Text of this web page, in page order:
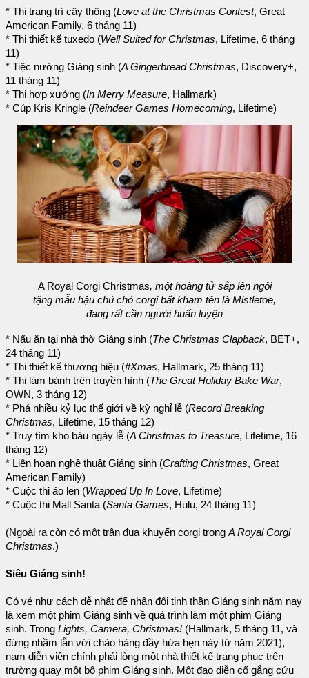
* Thi trang trí cây thông (Love at the Christmas Contest, Great
American Family, 6 tháng 11)
* Thi thiết kế tuxedo (Well Suited for Christmas, Lifetime, 6 tháng
11)
* Tiệc nướng Giáng sinh (A Gingerbread Christmas, Discovery+,
11 tháng 11)
* Thi hợp xướng (In Merry Measure, Hallmark)
* Cúp Kris Kringle (Reindeer Games Homecoming, Lifetime)
A Royal Corgi Christmas, một hoàng tử sắp lên ngôi
tặng mẫu hậu chú chó corgi bất kham tên là Mistletoe,
đang rất cần người huấn luyện
* Nấu ăn tại nhà thờ Giáng sinh (The Christmas Clapback, BET+,
24 tháng 11)
* Thi thiết kế thương hiệu (#Xmas, Hallmark, 25 tháng 11)
* Thi làm bánh trên truyền hình (The Great Holiday Bake War,
OWN, 3 tháng 12)
* Phá nhiều kỷ lục thế giới về kỳ nghỉ lễ (Record Breaking
Christmas, Lifetime, 15 tháng 12)
* Truy tìm kho báu ngày lễ (A Christmas to Treasure, Lifetime, 16
tháng 12)
* Liên hoan nghệ thuật Giáng sinh (Crafting Christmas, Great
American Family)
* Cuộc thi áo len (Wrapped Up In Love, Lifetime)
* Cuộc thi Mall Santa (Santa Games, Hulu, 24 tháng 11)
(Ngoài ra còn có một trận đua khuyển corgi trongA Royal Corgi
Christmas.)
Siêu Giáng sinh!
Có vẻ như cách dễ nhất để nhân đôi tinh thần Giáng sinh năm nay
là xem một phim Giáng sinh về quá trình làm một phim Giáng
sinh. Trong Lights, Camera, Christmas! (Hallmark, 5 tháng 11, và
đừng nhầm lẫn với chào hàng đầy hứa hẹn này từ năm 2021),
nam diễn viên chính phải lòng một nhà thiết kế trang phục trên
trường quay một bộ phim Giáng sinh. Một đạo diễn cố gắng cứu